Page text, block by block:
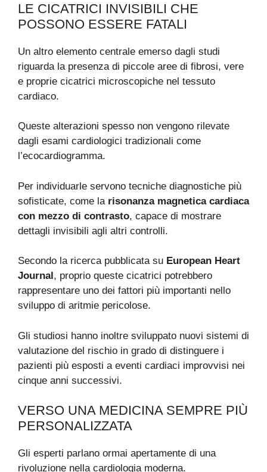
LE CICATRICI INVISIBILI CHE
POSSONO ESSERE FATALI
Un altro elemento centrale emerso dagli studi
riguarda la presenza di piccole aree di fibrosi, vere
e proprie cicatrici microscopiche nel tessuto
cardiaco.
Queste alterazioni spesso non vengono rilevate
dagli esami cardiologici tradizionali come
l’ecocardiogramma.
Per individuarle servono tecniche diagnostiche più
sofisticate, come la risonanza magnetica cardiaca
con mezzo di contrasto, capace di mostrare
dettagli invisibili agli altri controlli.
Secondo la ricerca pubblicata su European Heart
Journal , proprio queste cicatrici potrebbero
rappresentare uno dei fattori più importanti nello
sviluppo di aritmie pericolose.
Gli studiosi hanno inoltre sviluppato nuovi sistemi di
valutazione del rischio in grado di distinguere i
pazienti più esposti a eventi cardiaci improvvisi nei
cinque anni successivi.
VERSO UNA MEDICINA SEMPRE PIÙ
PERSONALIZZATA
Gli esperti parlano ormai apertamente di una
rivoluzione nella cardiologia moderna.